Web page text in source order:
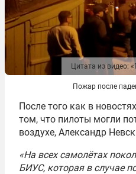
Цитата из видео:
Пожар после
После того как в
том, что пилоты могли
воздухе, Александр
«На всех самолётах
БИУС, которая в случае